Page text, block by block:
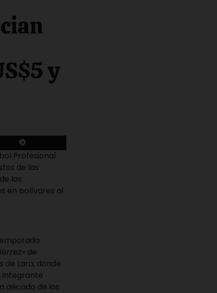
y
Profesional
de las
los
en bolívares al
de
de Lara, donde
integrante
década de los